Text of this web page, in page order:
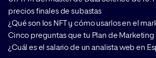
precios finales de subastas
¿Qué son los NFT y cómo usarlos en el
Cinco preguntas que tu Plan de
¿Cuál es el salario de un analista web en